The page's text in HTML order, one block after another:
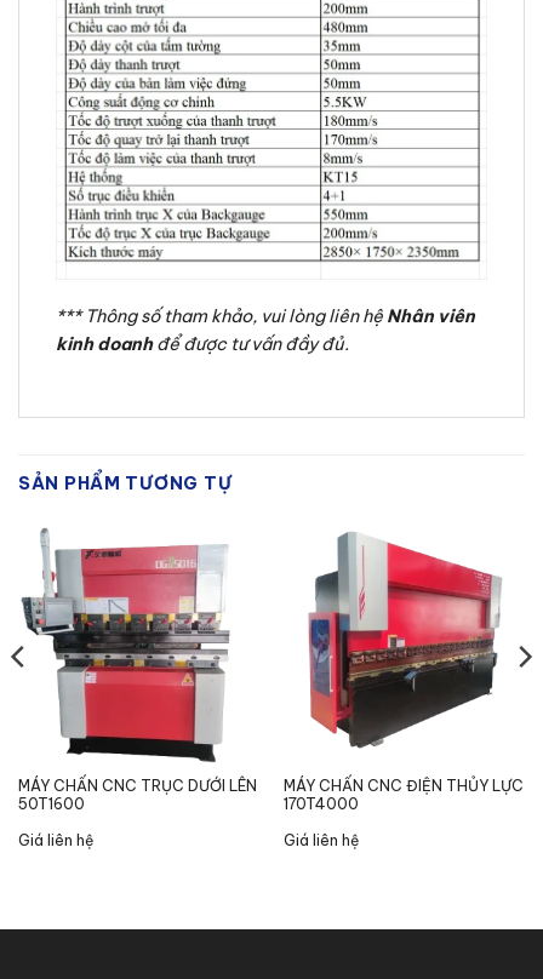
*** Thông số tham khảo, vui lòng liên hệ Nhân viên
kinh doanhđể được tư vấn đầy đủ.
SẢN PHẨM TƯƠNG TỰ
MÁY CHẤN CNC TRỤC DƯỚI LÊN
50T1600
Giá liên hệ
MÁY CHẤN CNC ĐIỆN THỦY LỰC
170T4000
Giá liên hệ